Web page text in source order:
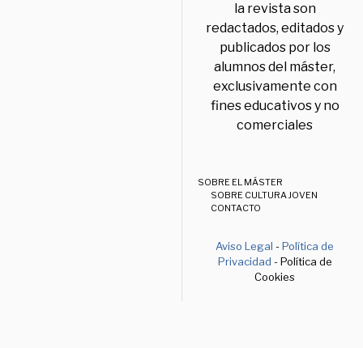
la revista son
redactados, editados y
publicados por los
alumnos del máster,
exclusivamente con
fines educativos y no
comerciales
SOBRE EL MÁSTER
SOBRE CULTURA JOVEN
CONTACTO
Aviso Legal -Política de
Privacidad - Política de
Cookies